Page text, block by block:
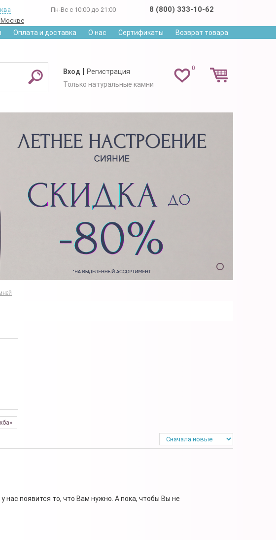
Москве
Пн-Вс с 10:00 до 21:00 8 (800) 333-10-62
Оплата и доставка О нас Сертификаты Возврат товара
0
Вход | Регистрация
Только натуральные камни
нас появится то, что Вам нужно. А пока, чтобы Вы не